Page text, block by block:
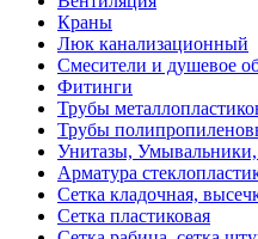
Краны
Люк канализационный
Смесители и душевое
Фитинги
Трубы
Трубы
Унитазы,
Арматура
Сетка кладочная,
Сетка пластиковая